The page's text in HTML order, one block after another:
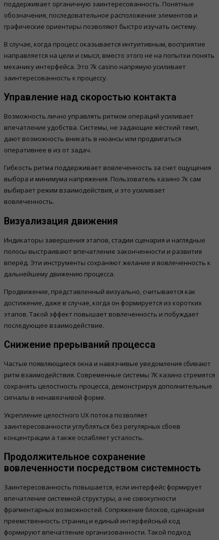
поддерживает органичную заинтересованность. Понятные
обозначения, последовательное расположение элементов и
графические ориентиры позволяют быстро изучать систему.
В случае, когда процесс оказывается интуитивным, восприятие
направляется на цели и смысл, вместо этого не на попытки понять
механику интерфейса. Это 7k casino напрямую усиливает
заинтересованность к процессу.
Управление над скоростью контакта
Возможность лично управлять ритмом операций усиливает
впечатление удобства. Системы, не задающие жёсткий темп,
дают возможность вникать в нюансы или продвигаться
оперативнее в из от задач.
Гибкость ритма поддерживает вовлеченность за счет ощущения
выбора и минимума напряжения. Пользователь казино 7к сам
выбирает режим взаимодействия, и это усиливает
вовлеченность.
Визуализация движения
Индикаторы завершения этапов, стадии сценария и наглядные
полосы выстраивают впечатление законченности и развития
вперёд. Эти инструменты сохраняют желание и вовлеченность к
дальнейшему движению процесса.
Продвижение, представленный визуально, считывается как
достижение, даже в случае, когда он формируется из коротких
этапов. Такой эффект повышает вовлеченность и побуждает
последующее взаимодействие.
Снижение прерываний процесса
Частые появляющиеся окна и навязчивые уведомления сбивают
ритм взаимодействия. Современные системы 7К казино стремятся
сохранять целостность процесса, демонстрируя дополнительные
сигналы в ненавязчивой форме.
Укрепление целостного UX потока позволяет
заинтересованности углубляться без регулярных сбоев
концентрации а также ослабляет усталость.
Продолжительное сохранение
вовлеченности посредством системность
Заинтересованность повышается, если интерфейс формирует
впечатление системной структуры, а не совокупности
фрагментарных возможностей. Сопряжение блоков, сценарная
преемственность страниц и единый интерфейсный код
формируют впечатление организованности. Такой подход